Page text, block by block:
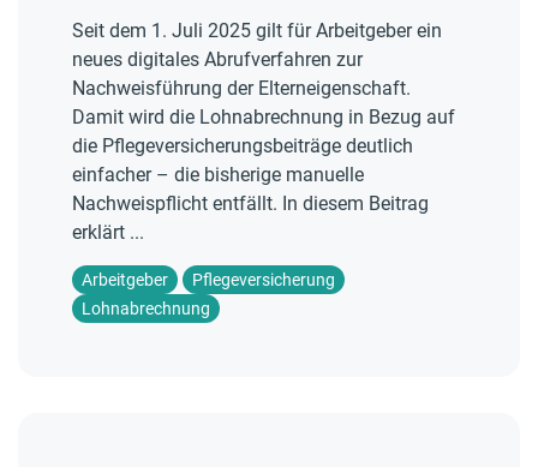
Seit dem 1. Juli 2025 gilt für Arbeitgeber ein
neues digitales Abrufverfahren zur
Nachweisführung der Elterneigenschaft.
Damit wird die Lohnabrechnung in Bezug auf
die Pflegeversicherungsbeiträge deutlich
einfacher – die bisherige manuelle
Nachweispflicht entfällt. In diesem Beitrag
erklärt ...
Arbeitgeber
Pflegeversicherung
Lohnabrechnung